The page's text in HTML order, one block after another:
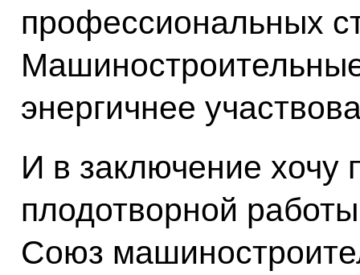
профессиональных
энергичнее
И в заключение хочу
плодотворной
Союз